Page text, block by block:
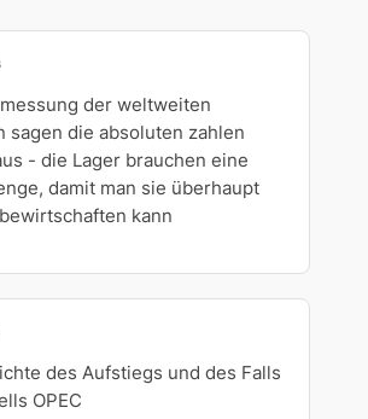
der weltweiten
sagen die absoluten zahlen
- die Lager brauchen eine
damit man sie überhaupt
kann
des Aufstiegs und des Falls
OPEC